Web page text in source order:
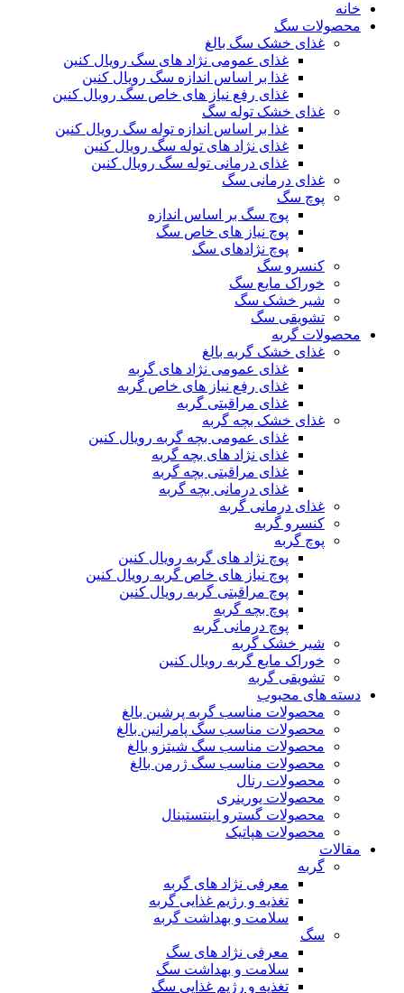
خانه
محصولات سگ
غذای خشک سگ بالغ
غذای عمومی نژاد های سگ رویال کنین
غذا بر اساس اندازه سگ رویال کنین
غذای رفع نیاز های خاص سگ رویال کنین
غذای خشک توله سگ
غذا بر اساس اندازه توله سگ رویال کنین
غذای نژاد های توله سگ رویال کنین
غذای درمانی توله سگ رویال کنین
غذای درمانی سگ
پوچ سگ
پوچ سگ بر اساس اندازه
پوچ نیاز های خاص سگ
پوچ نژادهای سگ
کنسرو سگ
خوراک مایع سگ
شیر خشک سگ
تشویقی سگ
محصولات گربه
غذای خشک گربه بالغ
غذای عمومی نژاد های گربه
غذای رفع نیاز های خاص گربه
غذای مراقبتی گربه
غذای خشک بچه گربه
غذای عمومی بچه گربه رویال کنین
غذای نژاد های بچه گربه
غذای مراقبتی بچه گربه
غذای درمانی بچه گربه
غذای درمانی گربه
کنسرو گربه
پوچ گربه
پوچ نژاد های گربه رویال کنین
پوچ نیاز های خاص گربه رویال کنین
پوچ مراقبتی گربه رویال کنین
پوچ بچه گربه
پوچ درمانی گربه
شیر خشک گربه
خوراک مایع گربه رویال کنین
تشویقی گربه
دسته های محبوب
محصولات مناسب گربه پرشین بالغ
محصولات مناسب سگ پامرانین بالغ
محصولات مناسب سگ شیتزو بالغ
محصولات مناسب سگ ژرمن بالغ
محصولات رنال
محصولات یورینری
محصولات گسترو اینتستینال
محصولات هپاتیک
مقالات
گربه
معرفی نژاد های گربه
تغذیه و رژیم غذایی گربه
سلامت و بهداشت گربه
سگ
معرفی نژاد های سگ
سلامت و بهداشت سگ
تغذیه و رژیم غذایی سگ